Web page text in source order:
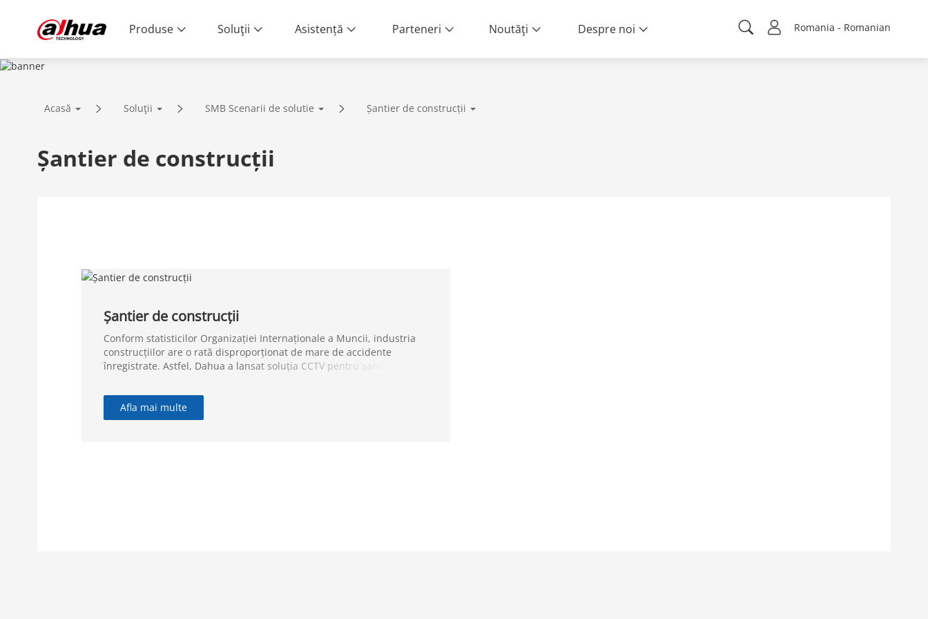
Romania - Romanian
Produse Soluţii Asistență Parteneri Noutăţi Despre noi
SOLUȚII
Acasă Soluţii SMB Scenarii de solutie Șantier de construcții
Șantier de construcții
Șantier de construcții
Conform statisticilor Organizației Internaționale a Muncii, industria
construcțiilor are o rată disproporționat de mare de accidente
înregistrate. Astfel, Dahua a lansat soluția CCTV pentru șantierele de
plăcuțelor de înmatriculare, protecția perimetrului și detectarea
incendiilor, astfel încât să asigure un mediu sigur.
Afla mai multe